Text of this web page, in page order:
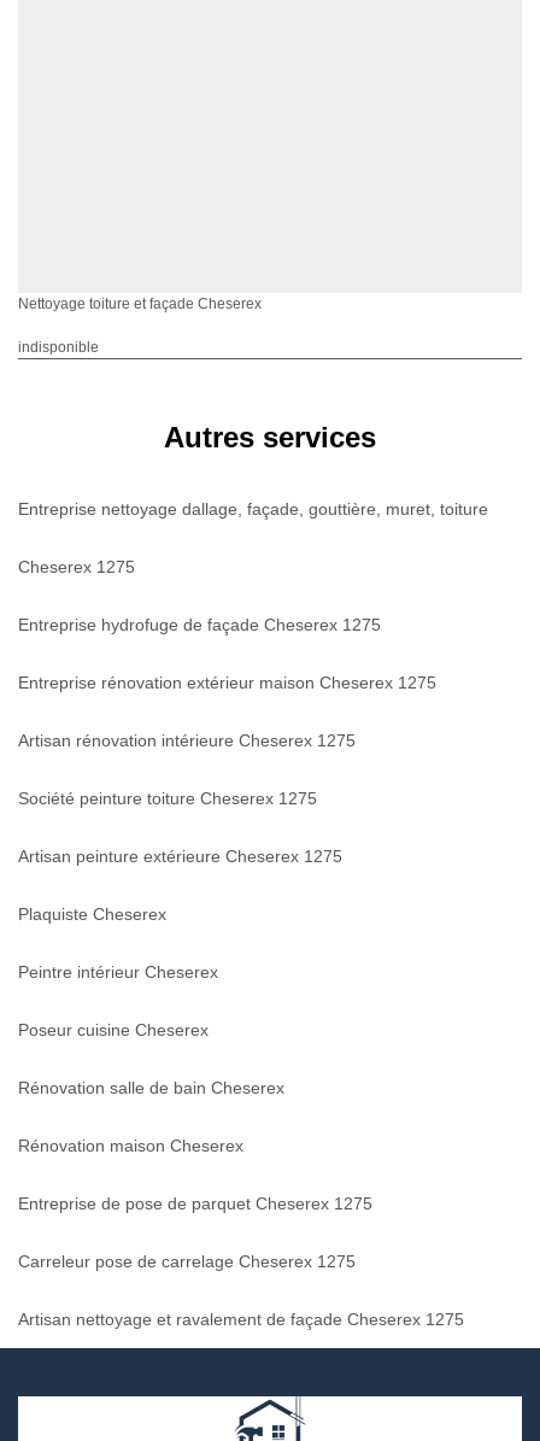
Nettoyage toiture et façade Cheserex
indisponible
Autres services
Entreprise nettoyage dallage, façade, gouttière, muret, toiture
Cheserex 1275
Entreprise hydrofuge de façade Cheserex 1275
Entreprise rénovation extérieur maison Cheserex 1275
Artisan rénovation intérieure Cheserex 1275
Société peinture toiture Cheserex 1275
Artisan peinture extérieure Cheserex 1275
Plaquiste Cheserex
Peintre intérieur Cheserex
Poseur cuisine Cheserex
Rénovation salle de bain Cheserex
Rénovation maison Cheserex
Entreprise de pose de parquet Cheserex 1275
Carreleur pose de carrelage Cheserex 1275
Artisan nettoyage et ravalement de façade Cheserex 1275